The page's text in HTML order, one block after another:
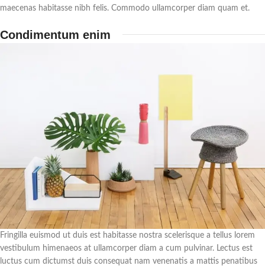
maecenas habitasse nibh felis. Commodo ullamcorper diam quam et.
Condimentum enim
Fringilla euismod ut duis est habitasse nostra scelerisque a tellus lorem
vestibulum himenaeos at ullamcorper diam a cum pulvinar. Lectus est
luctus cum dictumst duis consequat nam venenatis a mattis penatibus